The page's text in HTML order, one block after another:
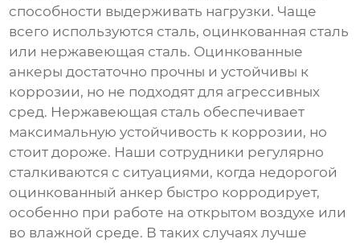
способности выдерживать нагрузки. Чаще
всего используются сталь, оцинкованная сталь
или нержавеющая сталь. Оцинкованные
анкеры достаточно прочны и устойчивы к
коррозии, но не подходят для агрессивных
сред. Нержавеющая сталь обеспечивает
максимальную устойчивость к коррозии, но
стоит дороже. Наши сотрудники регулярно
сталкиваются с ситуациями, когда недорогой
оцинкованный анкер быстро корродирует,
особенно при работе на открытом воздухе или
во влажной среде. В таких случаях лучше